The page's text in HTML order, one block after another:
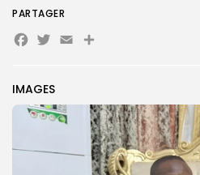
Search
for:
IMAGES
PARTAGER
Facebook
Twitter
Email